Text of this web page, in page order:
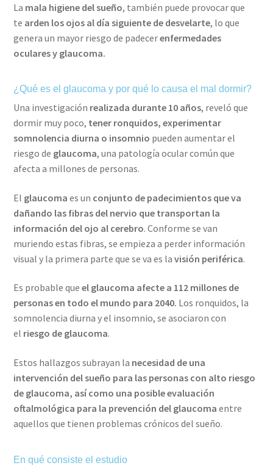
La mala higiene del sueño, también puede provocar que
te arden los ojos al día siguiente de desvelarte, lo que
genera un mayor riesgo de padecerenfermedades
oculares y glaucoma.
¿Qué es el glaucoma y por qué lo causa el mal dormir?
Una investigación realizada durante 10 años, reveló que
dormir muy poco, tener ronquidos, experimentar
somnolencia diurna o insomnio pueden aumentar el
riesgo de glaucoma, una patología ocular común que
afecta a millones de personas.
El glaucoma es un conjunto de padecimientos que va
dañando las fibras del nervio que transportan la
información del ojo al cerebro. Conforme se van
muriendo estas fibras, se empieza a perder información
visual y la primera parte que se va es lavisión periférica.
Es probable queel glaucoma afecte a 112 millones de
personas en todo el mundo para 2040. Los ronquidos, la
somnolencia diurna y el insomnio, se asociaron con
el riesgo de glaucoma.
Estos hallazgos subrayan la necesidad de una
intervención del sueño para las personas con alto riesgo
de glaucoma, así como una posible evaluación
oftalmológica para la prevención del glaucomaentre
aquellos que tienen problemas crónicos del sueño.
En qué consiste el estudio